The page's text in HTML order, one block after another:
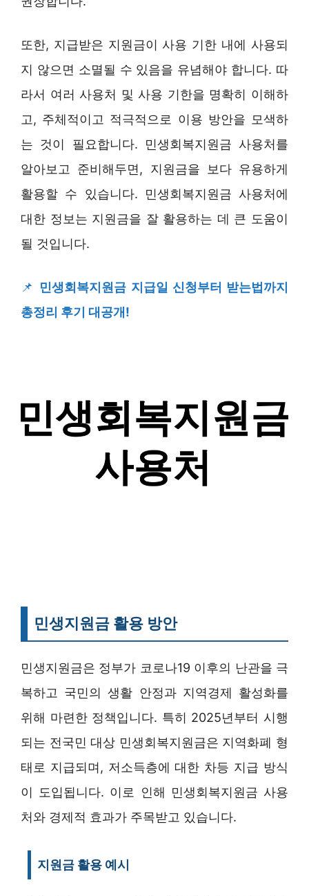
또한, 지급받은 지원금이 사용 기한 내에 사용되
지 않으면 소멸될 수 있음을 유념해야 합니다. 따
라서 여러 사용처 및 사용 기한을 명확히 이해하
고, 주체적이고 적극적으로 이용 방안을 모색하
는 것이 필요합니다. 민생회복지원금 사용처를
알아보고 준비해두면, 지원금을 보다 유용하게
활용할 수 있습니다. 민생회복지원금 사용처에
대한 정보는 지원금을 잘 활용하는 데 큰 도움이
될 것입니다.
📌 민생회복지원금 지급일 신청부터 받는법까지
총정리 후기 대공개!
민생지원금 활용 방안
민생지원금은 정부가 코로나19 이후의 난관을 극
복하고 국민의 생활 안정과 지역경제 활성화를
위해 마련한 정책입니다. 특히 2025년부터 시행
되는 전국민 대상 민생회복지원금은 지역화폐 형
태로 지급되며, 저소득층에 대한 차등 지급 방식
이 도입됩니다. 이로 인해 민생회복지원금 사용
처와 경제적 효과가 주목받고 있습니다.
지원금 활용 예시